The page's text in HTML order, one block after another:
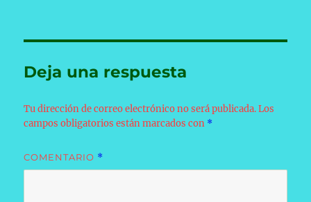
Deja una respuesta
Tu dirección de correo electrónico no será publicada. Los
campos obligatorios están marcados con *
COMENTARIO *